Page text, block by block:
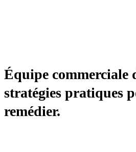
Équipe commerciale
stratégies pratiques
remédier.